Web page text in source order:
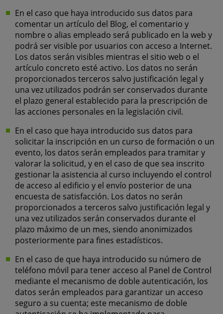
En el caso que haya introducido sus datos para
comentar un artículo del Blog, el comentario y
nombre o alias empleado será publicado en la web y
podrá ser visible por usuarios con acceso a Internet.
Los datos serán visibles mientras el sitio web o el
artículo concreto esté activo. Los datos no serán
proporcionados terceros salvo justificación legal y
una vez utilizados podrán ser conservados durante
el plazo general establecido para la prescripción de
las acciones personales en la legislación civil.
En el caso que haya introducido sus datos para
solicitar la inscripción en un curso de formación o un
evento, los datos serán empleados para tramitar y
valorar la solicitud, y en el caso de que sea inscrito
gestionar la asistencia al curso incluyendo el control
de acceso al edificio y el envío posterior de una
encuesta de satisfacción. Los datos no serán
proporcionados a terceros salvo justificación legal y
una vez utilizados serán conservados durante el
plazo máximo de un mes, siendo anonimizados
posteriormente para fines estadísticos.
En el caso de que haya introducido su número de
teléfono móvil para tener acceso al Panel de Control
mediante el mecanismo de doble autenticación, los
datos serán empleados para garantizar un acceso
seguro a su cuenta; este mecanismo de doble